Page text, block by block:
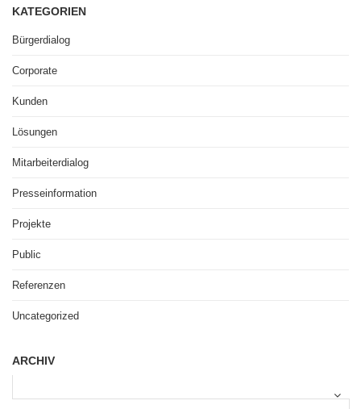
KATEGORIEN
Bürgerdialog
Corporate
Kunden
Lösungen
Mitarbeiterdialog
Presseinformation
Projekte
Public
Referenzen
Uncategorized
ARCHIV